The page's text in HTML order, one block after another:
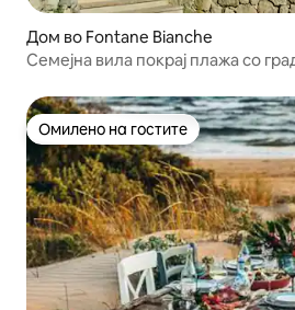
Дом во Fontane Bianche
Семејна вила покрај плажа со
Омилено на гостите
Омилено на гостите